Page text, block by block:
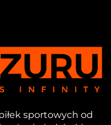
sportowych od